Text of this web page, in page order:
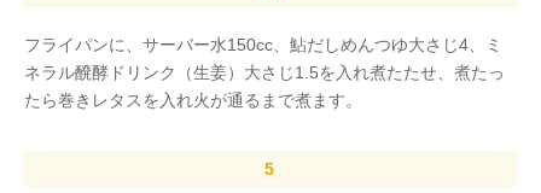
フライパンに、サーバー水150cc、鮎だしめんつゆ大さじ4、ミ
ネラル醗酵ドリンク（生姜）大さじ1.5を入れ煮たたせ、煮たっ
たら巻きレタスを入れ火が通るまで煮ます。